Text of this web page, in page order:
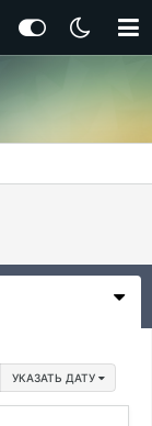
УКАЗАТЬ ДАТУ